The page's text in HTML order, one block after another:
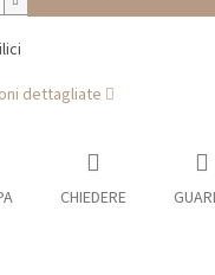
dettagliate
CHIEDERE